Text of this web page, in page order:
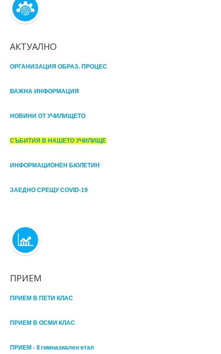
АКТУАЛНО
ОРГАНИЗАЦИЯ ОБРАЗ. ПРОЦЕС
ВАЖНА ИНФОРМАЦИЯ
НОВИНИ ОТ УЧИЛИЩЕТО
СЪБИТИЯ В НАШЕТО УЧИЛИЩЕ
ИНФОРМАЦИОНЕН БЮЛЕТИН
ЗАЕДНО СРЕЩУ COVID-19
ПРИЕМ
ПРИЕМ В ПЕТИ КЛАС
ПРИЕМ В ОСМИ КЛАС
ПРИЕМ - II гимназиален етап